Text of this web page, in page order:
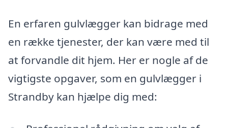
En erfaren gulvlægger kan bidrage med
en række tjenester, der kan være med til
at forvandle dit hjem. Her er nogle af de
vigtigste opgaver, som en gulvlægger i
Strandby kan hjælpe dig med: